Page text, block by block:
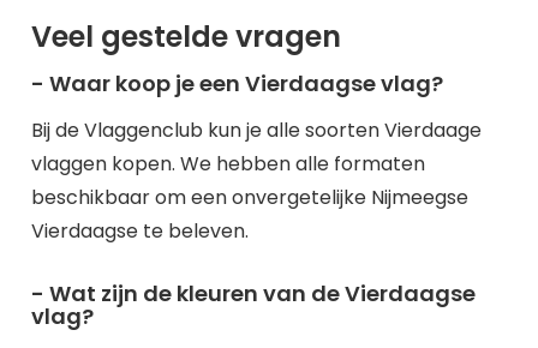
Veel gestelde vragen
- Waar koop je een Vierdaagse vlag?
Bij de Vlaggenclub kun je alle soorten Vierdaage
vlaggen kopen. We hebben alle formaten
beschikbaar om een onvergetelijke Nijmeegse
Vierdaagse te beleven.
- Wat zijn de kleuren van de Vierdaagse
vlag?